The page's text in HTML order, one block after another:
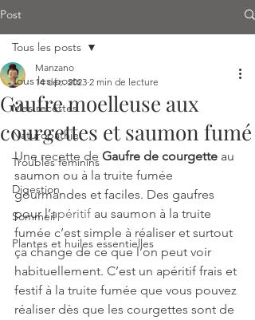
Post
Tous les posts
Mes recettes
Naturopathie
Troubles féminins
Digestion
Sommeil
Plantes et huiles essentielles
Tous les posts
Gaufre moelleuse aux
courgettes et saumon fumé
Manzano
14 déc. 2023 2 min de lecture
Une recette de Gaufre de courgette au
saumon ou à la truite fumée
gourmandes et faciles. Des gaufres
pour l’apéritif au saumon à la truite
fumée c’est simple à réaliser et surtout
ça change de ce que l’on peut voir
habituellement. C’est un apéritif frais et
festif à la truite fumée que vous pouvez
réaliser dès que les courgettes sont de